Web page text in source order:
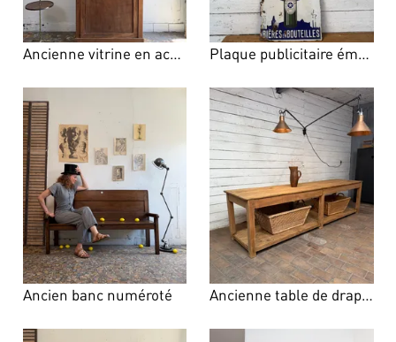
Ancienne vitrine en acajou Plaque publicitaire émaillée “Motte-Cordonnier”
Ancien banc numéroté Ancienne table de drapier